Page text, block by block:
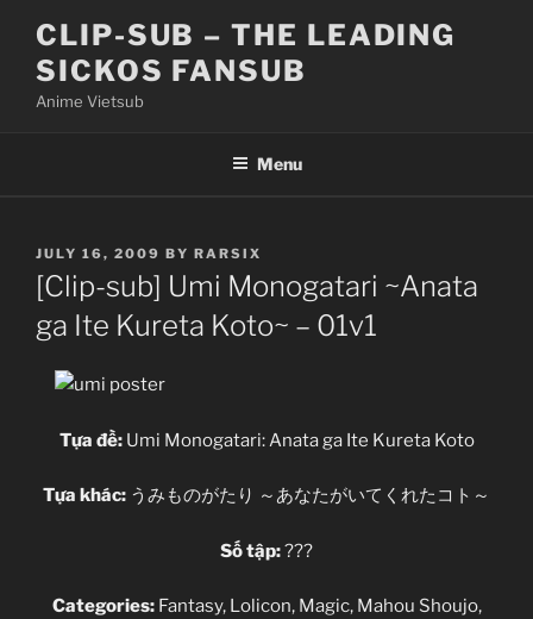
content
CLIP-SUB – THE LEADING
SICKOS FANSUB
Anime Vietsub
Menu
POSTED
ON
JULY 16, 2009 BY RARSIX
[Clip-sub] Umi Monogatari ~Anata
ga Ite Kureta Koto~ – 01v1
Tựa đề:Umi Monogatari: Anata ga Ite Kureta Koto
Tựa khác: うみものがたり ～あなたがいてくれたコト～
Số tập:???
Categories:Fantasy, Lolicon, Magic, Mahou Shoujo,